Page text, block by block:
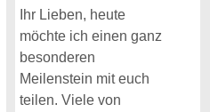
Ihr Lieben, heute
möchte ich einen ganz
besonderen
Meilenstein mit euch
teilen. Viele von